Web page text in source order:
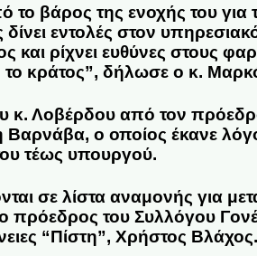
βάρος της ενοχής του για
εντολές στον
και ρίχνει ευθύνες στους
το κράτος”, δήλωσε ο κ.
κ. Λοβέρδου από τον
ο οποίος έκανε
τέως υπουργού.
σε λίστα αναμονής για
πρόεδρος του Συλλόγου
“Πίστη”, Χρήστος Βλάχος.